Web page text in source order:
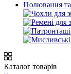
Полювання та
Каталог товарів